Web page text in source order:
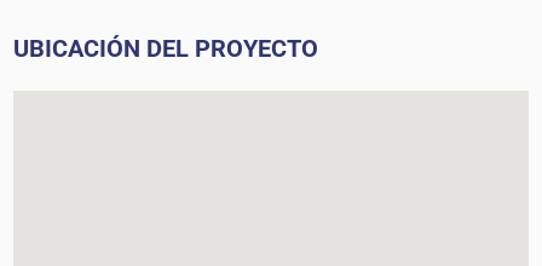
UBICACIÓN DEL PROYECTO